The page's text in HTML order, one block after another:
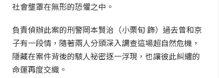
社會壟罩在無形的恐懼之中。
負責偵辦此案的刑警岡本賢治（小栗旬 飾）過去曾和京
子有一段情，隨著兩人分頭深入調查這場超自然危機，
隱藏在案件背後的駭人祕密逐一浮現，也讓彼此糾纏的
命運再度交織。